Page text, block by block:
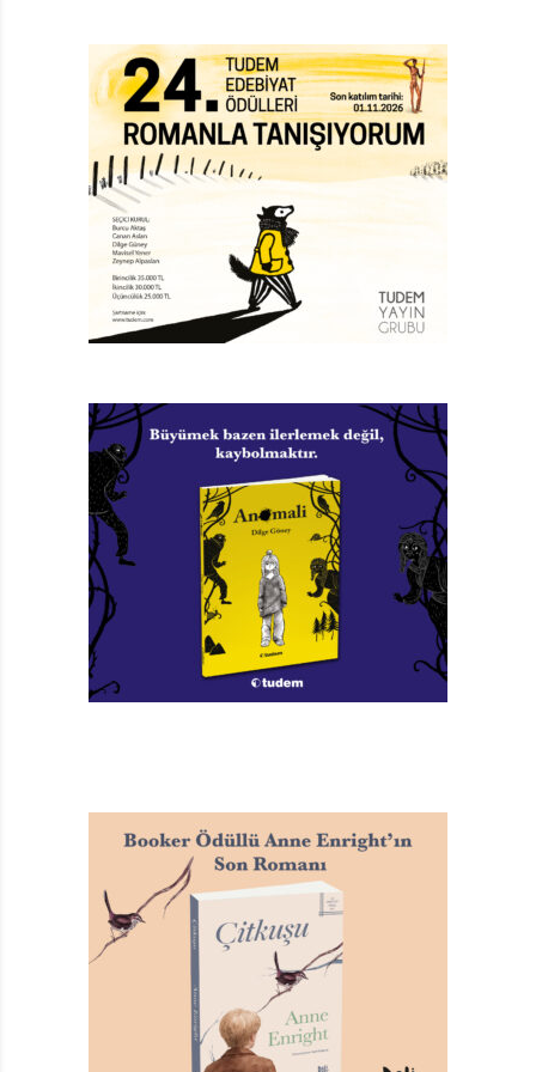
SOKAĞIN GÜNDEMİ
Bu iki gencin yolları roman içinde birkaç kez kesişir.
Elbette Erdo Dünya’nın güzelliğinden etkilenir, hayaller
kurar… Dünya da Erdo’da güven veren bir yakınlık
sezer… Ama hikâyemiz sınıfsal farklılıklarına rağmen
bir araya gelmeye çalışan iki gencin anlatıldığı bir aşk
hikâyesi değil. Uzakta, ilhamını sokaktan, sokağın
gündeminden alan, sert bir hikâye anlatıyor. Üniversite
için para biriktirmek üzere İstanbul’a gelen Erdo
faciasında ölen üniversite öğrencisi Hıdır Ali Genç
olabilir pekâlâ. Ya Erdo’nun şantiyede tanışıp arkadaş
olduğu Ali İsmail?.. Erdo, Erdoğan’ın kısaltması. Erdo,
tıpkı kendi adı gibi, arkadaşının adını da kısaltmaya
kalktığında şu yanıtı alır: “Gül gibi uzun adım var. Tam
de bakayım: Ali İsmail, Ali İsmail, Ali İsmail! Belle bu
güzel adı.” Ali İsmail’in kitap içindeki hikâyesi, Ali İsmail
Korkmaz’ın hikâyesiyle ilişkili olmasa da, bu cümle ile
“yakında”, yakınımızda duruyor.İş kazaları ve işçi
ölümleri, taşeronlaşma, Gezi Parkı, göç, paralı “devlet”
EDEBİYATLA DİRENMEK
Dünya, bu ana hatta kendi travmasıyla ilerleyen
meraklı bir kız. Sorgulayan, cesur adımlar atabilen,
edebiyattan tat alan… Tıpkı Erdo gibi. Roman boyunca
sık sık Türk ve dünya edebiyatından isimler ve alıntılar
okuyoruz. İki genç de gündemin tüm sertliğine